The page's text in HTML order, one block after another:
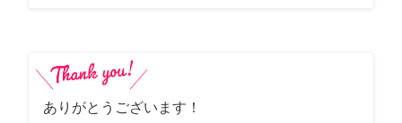
ありがとうございます！